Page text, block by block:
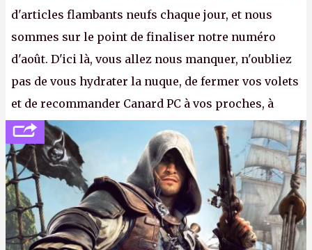
d'articles flambants neufs chaque jour, et nous
sommes sur le point de finaliser notre numéro
d'août. D'ici là, vous allez nous manquer, n'oubliez
pas de vous hydrater la nuque, de fermer vos volets
et de recommander Canard PC à vos proches, à
votre famille et aux inconnus que vous croisez
dans la rue. Bon été à tous ! –ER.